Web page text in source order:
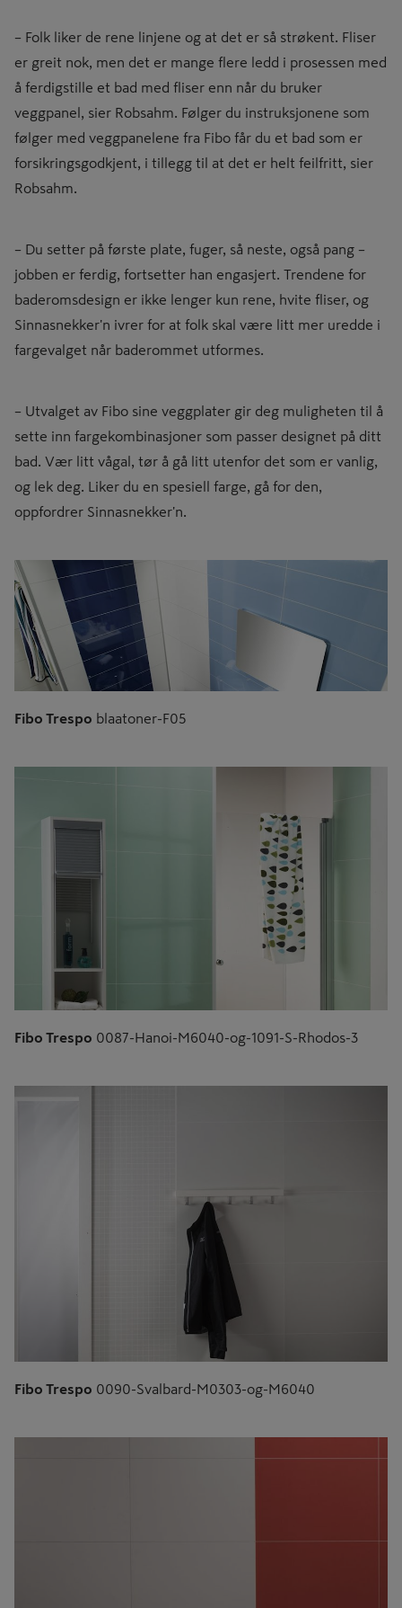
– Folk liker de rene linjene og at det er så strøkent. Fliser
er greit nok, men det er mange flere ledd i prosessen med
å ferdigstille et bad med fliser enn når du bruker
veggpanel, sier Robsahm. Følger du instruksjonene som
følger med veggpanelene fra Fibo får du et bad som er
forsikringsgodkjent, i tillegg til at det er helt feilfritt, sier
Robsahm.
– Du setter på første plate, fuger, så neste, også pang –
jobben er ferdig, fortsetter han engasjert. Trendene for
baderomsdesign er ikke lenger kun rene, hvite fliser, og
Sinnasnekker'n ivrer for at folk skal være litt mer uredde i
fargevalget når baderommet utformes.
– Utvalget av Fibo sine veggplater gir deg muligheten til å
sette inn fargekombinasjoner som passer designet på ditt
bad. Vær litt vågal, tør å gå litt utenfor det som er vanlig,
og lek deg. Liker du en spesiell farge, gå for den,
oppfordrer Sinnasnekker'n.
Fibo Trespo blaatoner-F05
Fibo Trespo 0087-Hanoi-M6040-og-1091-S-Rhodos-3
Fibo Trespo 0090-Svalbard-M0303-og-M6040